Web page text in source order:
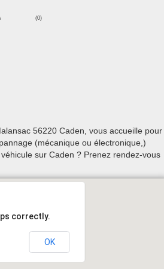
(0)
56220 Caden, vous accueille pour
(mécanique ou électronique,)
sur Caden ? Prenez rendez-vous
correctly.
OK